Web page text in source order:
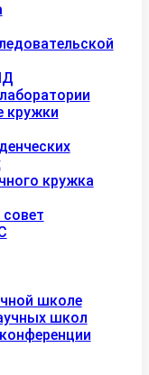
кружки
кружка
школе
школ